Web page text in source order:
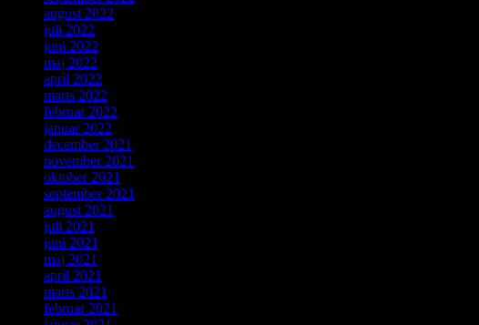
august 2022
juli 2022
juni 2022
maj 2022
april 2022
marts 2022
februar 2022
januar 2022
december 2021
november 2021
oktober 2021
september 2021
august 2021
juli 2021
juni 2021
maj 2021
april 2021
marts 2021
februar 2021